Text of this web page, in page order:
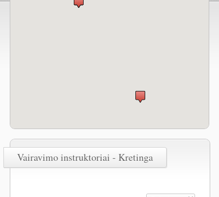
Vairavimo instruktoriai - Kretinga